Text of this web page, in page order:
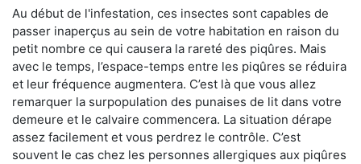
Au début de l'infestation, ces insectes sont capables de
passer inaperçus au sein de votre habitation en raison du
petit nombre ce qui causera la rareté des piqûres. Mais
avec le temps, l’espace-temps entre les piqûres se réduira
et leur fréquence augmentera. C’est là que vous allez
remarquer la surpopulation des punaises de lit dans votre
demeure et le calvaire commencera. La situation dérape
assez facilement et vous perdrez le contrôle. C’est
souvent le cas chez les personnes allergiques aux piqûres